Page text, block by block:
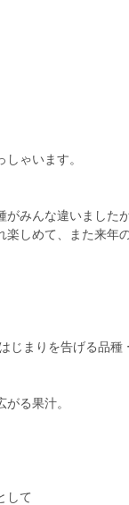
ゃいます。
がみんな違いました
しめて、また来年
じまりを告げる品種
る果汁。
して